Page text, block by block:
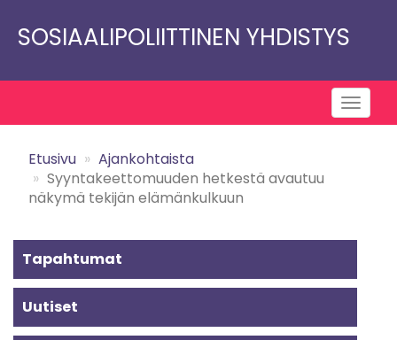
SOSIAALIPOLIITTINEN YHDISTYS
Toggle
Etusivu
Ajankohtaista
Syyntakeettomuuden hetkestä avautuu
näkymä tekijän elämänkulkuun
Alavalikko
-
ajankohtaista
Tapahtumat
Uutiset